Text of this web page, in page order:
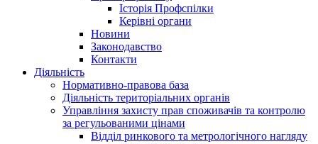
Історія Профспілки
Керівні органи
Новини
Законодавство
Контакти
Діяльність
Нормативно-правова база
Діяльність територіальних органів
Управління захисту прав споживачів та контролю
за регульованими цінами
Відділ ринкового та метрологічного нагляду